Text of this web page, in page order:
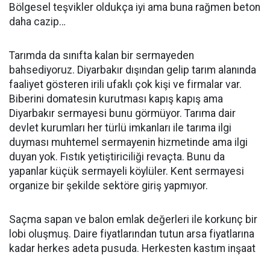
Bölgesel teşvikler oldukça iyi ama buna rağmen beton
daha cazip…
Tarımda da sınıfta kalan bir sermayeden
bahsediyoruz. Diyarbakır dışından gelip tarım alanında
faaliyet gösteren irili ufaklı çok kişi ve firmalar var.
Biberini domatesin kurutması kapış kapış ama
Diyarbakır sermayesi bunu görmüyor. Tarıma dair
devlet kurumları her türlü imkanları ile tarıma ilgi
duyması muhtemel sermayenin hizmetinde ama ilgi
duyan yok. Fıstık yetiştiriciliği revaçta. Bunu da
yapanlar küçük sermayeli köylüler. Kent sermayesi
organize bir şekilde sektöre giriş yapmıyor.
Saçma sapan ve balon emlak değerleri ile korkunç bir
lobi oluşmuş. Daire fiyatlarından tutun arsa fiyatlarına
kadar herkes adeta pusuda. Herkesten kastım inşaat